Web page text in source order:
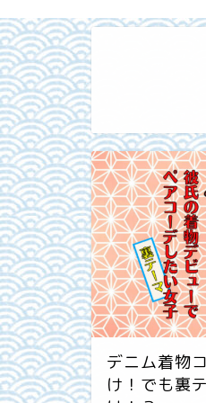
デニム着物
け！でも裏